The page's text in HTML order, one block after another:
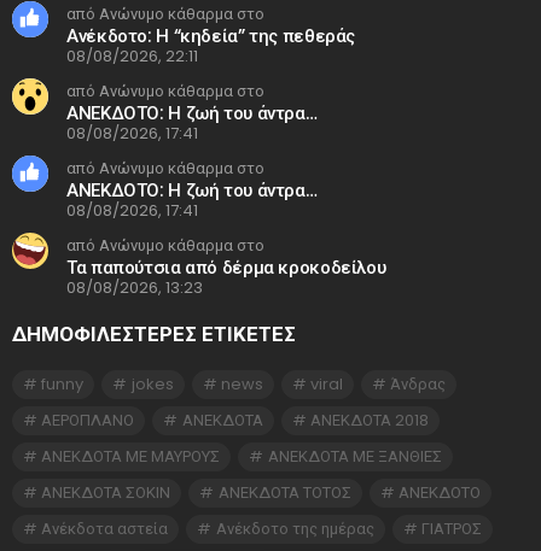
από Ανώνυμο κάθαρμα στο
Ανέκδοτο: Η “κηδεία” της πεθεράς
08/08/2026, 22:11
από Ανώνυμο κάθαρμα στο
ΑΝΕΚΔΟΤΟ: Η ζωή του άντρα…
08/08/2026, 17:41
από Ανώνυμο κάθαρμα στο
ΑΝΕΚΔΟΤΟ: Η ζωή του άντρα…
08/08/2026, 17:41
από Ανώνυμο κάθαρμα στο
Τα παπούτσια από δέρμα κροκοδείλου
08/08/2026, 13:23
ΔΗΜΟΦΙΛΕΣΤΕΡΕΣ ΕΤΙΚΈΤΕΣ
funny jokes news viral
Άνδρας
ΑΕΡΟΠΛΑΝΟ
ΑΝΕΚΔΟΤΑ
ΑΝΕΚΔΟΤΑ 2018
ΑΝΕΚΔΟΤΑ ΜΕ ΜΑΥΡΟΥΣ
ΑΝΕΚΔΟΤΑ ΜΕ ΞΑΝΘΙΕΣ
ΑΝΕΚΔΟΤΑ ΣΟΚΙΝ
ΑΝΕΚΔΟΤΑ ΤΟΤΟΣ
ΑΝΕΚΔΟΤΟ
Ανέκδοτα αστεία
Ανέκδοτο της ημέρας
ΓΙΑΤΡΟΣ